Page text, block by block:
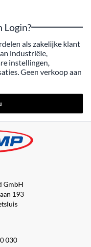
Login?
als zakelijke klant
industriële,
instellingen,
Geen verkoop aan
GmbH
193
030